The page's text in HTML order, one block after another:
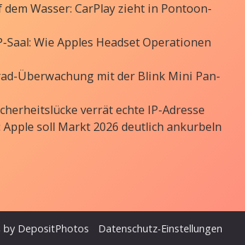
Wasser: CarPlay zieht in Pontoon-
Saal: Wie Apples Headset Operationen
Überwachung mit der Blink Mini Pan-
verrät echte IP-Adresse
soll Markt 2026 deutlich ankurbeln
by DepositPhotos Datenschutz-Einstellungen